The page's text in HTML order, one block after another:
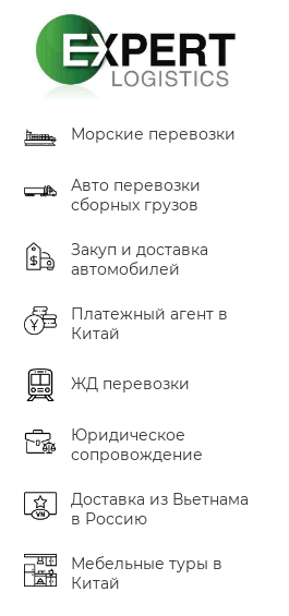
Морские перевозки
Авто перевозки
сборных грузов
Закуп и доставка
автомобилей
Платежный агент в
Китай
ЖД перевозки
Юридическое
сопровождение
Доставка из Вьетнама
в Россию
Мебельные туры в
Китай